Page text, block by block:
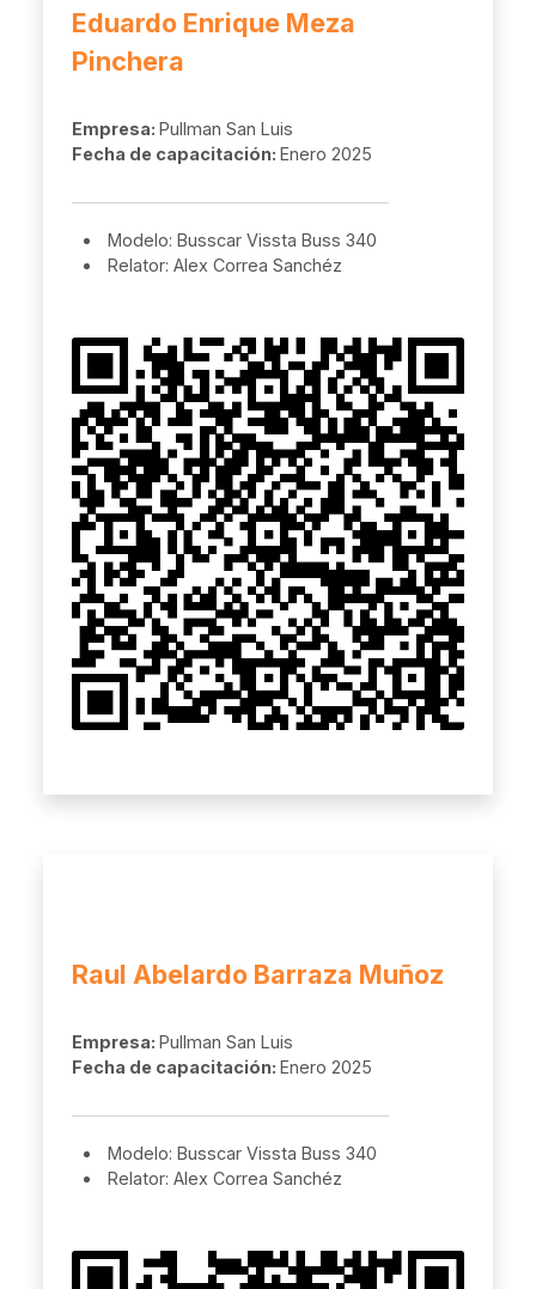
Eduardo Enrique Meza
Pinchera
Empresa: Pullman San Luis
Fecha de capacitación: Enero 2025
Modelo: Busscar Vissta Buss 340
Relator: Alex Correa Sanchéz
Raul Abelardo Barraza Muñoz
Empresa: Pullman San Luis
Fecha de capacitación: Enero 2025
Modelo: Busscar Vissta Buss 340
Relator: Alex Correa Sanchéz